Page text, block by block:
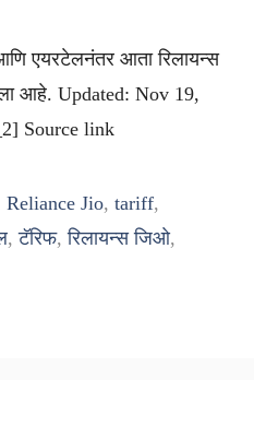
एयरटेलनंतर आता रिलायन्स
आहे. Updated: Nov 19,
Source link
Reliance Jio, tariff,
,टॅरिफ,रिलायन्स जिओ,